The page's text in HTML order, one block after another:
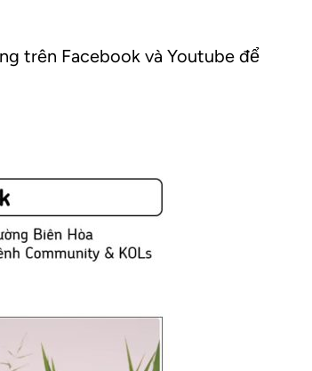
trên Facebook và Youtube để